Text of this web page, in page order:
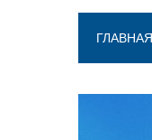
ГЛАВНАЯ